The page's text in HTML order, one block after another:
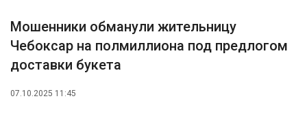
Мошенники обманули жительницу
Чебоксар на полмиллиона под предлогом
доставки букета
07.10.2025 11:45